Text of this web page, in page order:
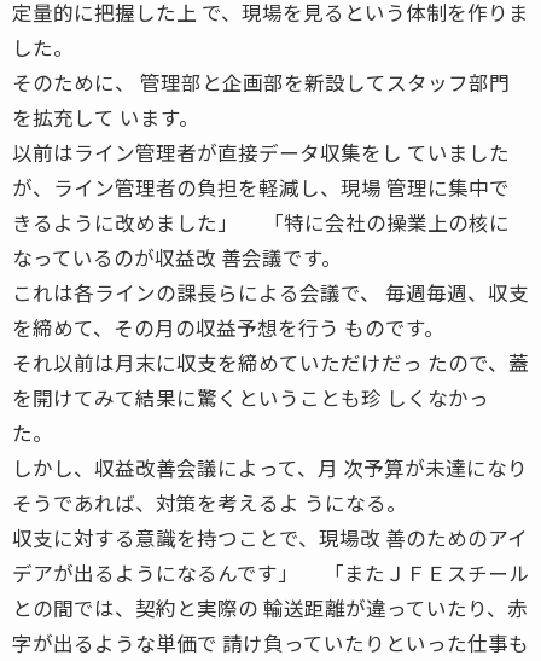
定量的に把握した上 で、現場を見るという体制を作りま
した。
そのために、 管理部と企画部を新設してスタッフ部門
を拡充して います。
以前はライン管理者が直接データ収集をし ていました
が、ライン管理者の負担を軽減し、現場 管理に集中で
きるように改めました」 「特に会社の操業上の核に
なっているのが収益改 善会議です。
これは各ラインの課長らによる会議で、 毎週毎週、収支
を締めて、その月の収益予想を行う ものです。
それ以前は月末に収支を締めていただけだっ たので、蓋
を開けてみて結果に驚くということも珍 しくなかっ
た。
しかし、収益改善会議によって、月 次予算が未達になり
そうであれば、対策を考えるよ うになる。
収支に対する意識を持つことで、現場改 善のためのアイ
デアが出るようになるんです」 「またＪＦＥスチール
との間では、契約と実際の 輸送距離が違っていたり、赤
字が出るような単価で 請け負っていたりといった仕事も